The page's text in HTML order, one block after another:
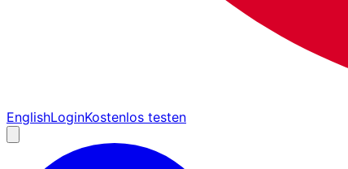
EnglishLoginKostenlos testen